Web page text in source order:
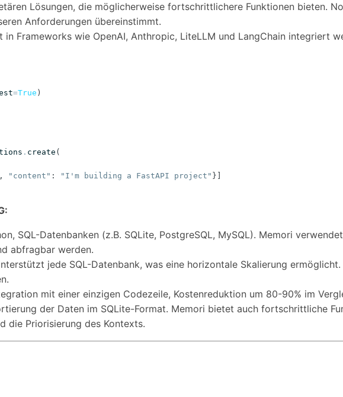
Lösungen, die möglicherweise fortschrittlichere Funktionen bieten.
Anforderungen übereinstimmt.
in Frameworks wie OpenAI, Anthropic, LiteLLM und LangChain integriert
=True )
. create (
, "content" : "I'm building a FastAPI project" }]
SQL-Datenbanken (z.B. SQLite, PostgreSQL, MySQL). Memori
abfragbar werden.
jede SQL-Datenbank, was eine horizontale Skalierung
mit einer einzigen Codezeile, Kostenreduktion um 80-90% im
der Daten im SQLite-Format. Memori bietet auch fortschrittliche
die Priorisierung des Kontexts.